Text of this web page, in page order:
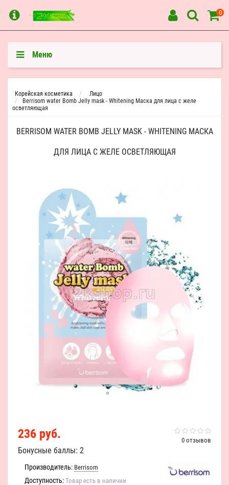
0
Меню
Корейская косметика
Лицо
Berrisom water Bomb Jelly mask - Whitening Маска для лица с желе
осветляющая
BERRISOM WATER BOMB JELLY MASK - WHITENING МАСКА
ДЛЯ ЛИЦА С ЖЕЛЕ ОСВЕТЛЯЮЩАЯ
0 отзывов
236 руб.
Бонусные баллы: 2
Производитель: Berrisom
Доступность: Товар есть в наличии